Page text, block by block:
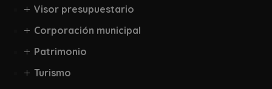
Visor presupuestario
Corporación municipal
Patrimonio
Turismo